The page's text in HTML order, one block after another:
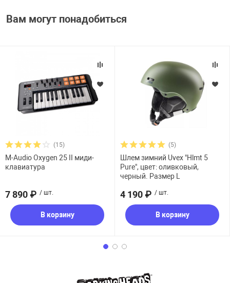
Вам могут понадобиться
(15)
M-Audio Oxygen 25 II миди-
клавиатура
7 890 ₽ / шт.
В корзину
(5)
Шлем зимний Uvex "Hlmt 5
Pure", цвет: оливковый,
черный. Размер L
4 190 ₽ / шт.
В корзину